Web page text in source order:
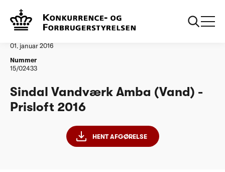
Vandtilsyn
01. januar 2016
Nummer
15/02433
Sindal Vandværk Amba (Vand) -
Prisloft 2016
HENT AFGØRELSE